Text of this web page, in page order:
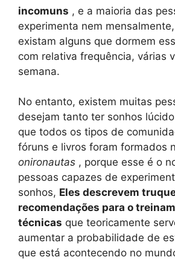
incomuns , e a maioria das
experimenta nem
existam alguns que dormem
com relativa frequência, várias
semana.
No entanto, existem muitas
desejam tanto ter sonhos
que todos os tipos de
fóruns e livros foram formados
onironautas , porque esse é o
pessoas capazes de
sonhos, Eles descrevem
recomendações para o
técnicas que teoricamente
aumentar a probabilidade de
que está acontecendo no